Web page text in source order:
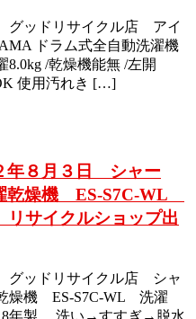
グッドリサイクル店 アイ
ドラム式全自動洗濯機
8.0kg /乾燥機能無 /左開
使用汚れき […]
年８月３日 シャー
乾燥機 ES-S7C-WL
サイクルショップ出
グッドリサイクル店 シャ
燥機 ES-S7C-WL 洗濯